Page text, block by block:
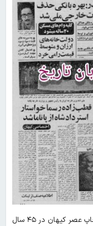
؛ روزنامه چاپ عصر کیهان در ۴۵ سال